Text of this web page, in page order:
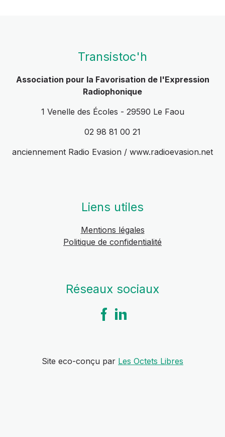
Transistoc'h
Association pour la Favorisation de l'Expression
Radiophonique
1 Venelle des Écoles - 29590 Le Faou
02 98 81 00 21
anciennement Radio Evasion / www.radioevasion.net
Liens utiles
Mentions légales
Politique de confidentialité
Réseaux sociaux
Site eco-conçu par Les Octets Libres